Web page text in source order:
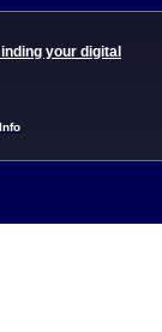
your digital